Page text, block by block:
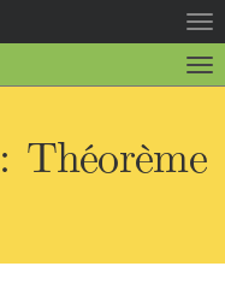
la
la
Théorème